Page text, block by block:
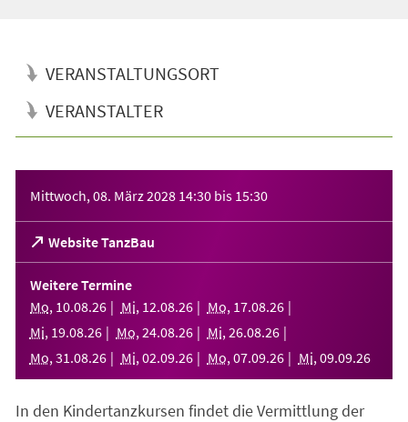
VERANSTALTUNGSORT
VERANSTALTER
Mittwoch, 08. März 2028 14:30 bis 15:30
Website TanzBau
(Öffnet
in
einem
neuen
Tab)
Weitere Termine
Mo, 10.08.26 Mi, 12.08.26 Mo, 17.08.26
Mi, 19.08.26 Mo, 24.08.26 Mi, 26.08.26
Mo, 31 .08.26 Mi, 02.09.26 Mo, 07.09.26 Mi, 09.09.26
In den Kindertanzkursen findet die Vermittlung der